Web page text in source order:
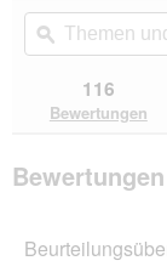
lesen
für
Soft
Mousse
Adult
Themen
und
Bewertungen
ϙ
116
Bewertungen
Bewertungen